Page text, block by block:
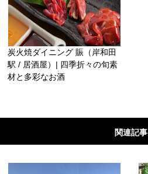
炭火焼ダイニング 賑（岸和田
駅 / 居酒屋）| 四季折々の旬素
材と多彩なお酒
関連記事